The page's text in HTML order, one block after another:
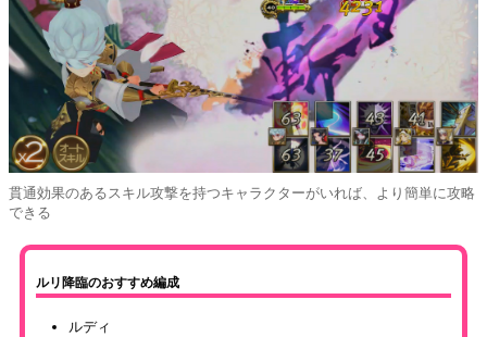
貫通効果のあるスキル攻撃を持つキャラクターがいれば、より簡単に攻略
できる
ルリ降臨のおすすめ編成
ルディ